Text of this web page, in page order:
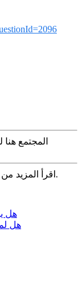
المجتمع
اقرأ المزيد .
هل
هل